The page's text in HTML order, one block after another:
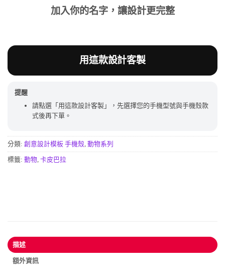
加入你的名字，讓設計更完整
用這款設計客製
提醒
請點選「用這款設計客製」，先選擇您的手機型號與手機殼款
式後再下單。
分類: 創意設計模板 手機殼 動物系列
標籤: 動物 卡皮巴拉
描述
額外資訊